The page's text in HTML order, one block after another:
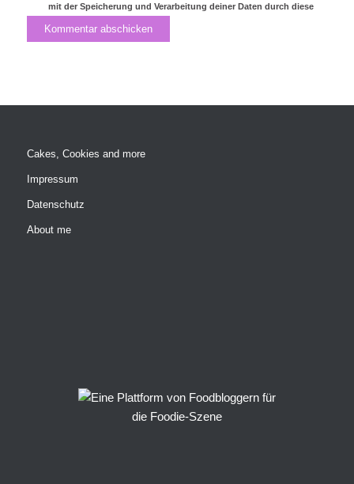
mit der Speicherung und Verarbeitung deiner Daten durch diese
Cakes, Cookies and more
Impressum
Datenschutz
About me